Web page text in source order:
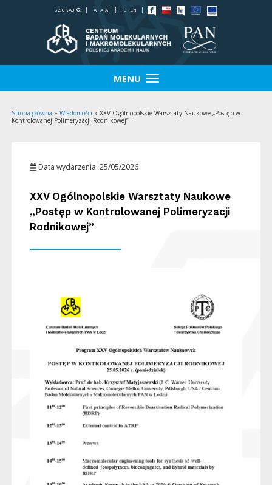
SZUKAJ A- A A+ PL EN
MENU
Strona główna »Wiadomości »XXV Ogólnopolskie Warsztaty Naukowe „Postęp w
Kontrolowanej Polimeryzacji Rodnikowej”
Data wydarzenia: 25/05/2026
XXV Ogólnopolskie Warsztaty Naukowe
„Postęp w Kontrolowanej Polimeryzacji
Rodnikowej”